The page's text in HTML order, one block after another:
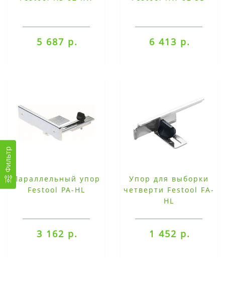
Фильтр
5 687 р. 6 413 р.
Параллельный упор
Festool PA-HL
3 162 р.
Упор для выборки
четверти Festool FA-
HL
1 452 р.